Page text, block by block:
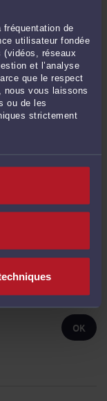
de
utilisateur fondée
(vidéos, réseaux
et l’analyse
que le respect
nous vous laissons
ou de les
strictement
Cour de cassation du 17
c'est exactement ce ... »
des biens immobiliers et